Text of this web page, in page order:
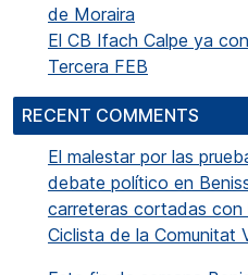
de Moraira
El CB Ifach Calpe ya
Tercera FEB
RECENT COMMENTS
El malestar por las
debate político en
carreteras cortadas con
Ciclista de la Comunitat